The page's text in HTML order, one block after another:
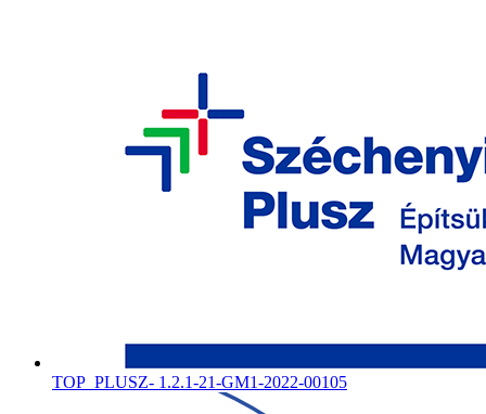
TOP_PLUSZ- 1.2.1-21-GM1-2022-00105